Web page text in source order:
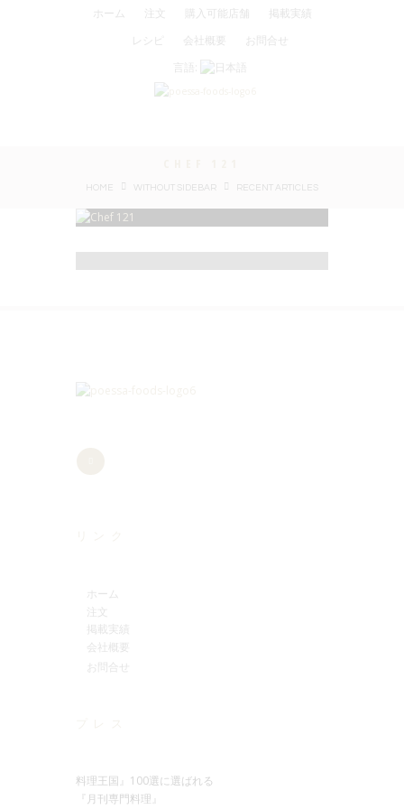
ホーム 注文 購入可能店舗
掲載実績
レシピ
会社概要
お問合せ
言語:
HOME WITHOUT SIDEBAR RECENT ARTICLES
ホーム
注文
掲載実績
会社概要
お問合せ
料理王国』100選に選ばれる
『月刊専門料理』